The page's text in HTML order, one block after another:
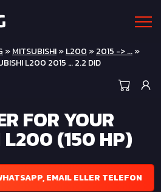
»MITSUBISHI»L200 »2015 -> ...»
L200 2015 … 2.2 DID
FOR YOUR
L200 (150 HP)
EMAIL ELLER TELEFON